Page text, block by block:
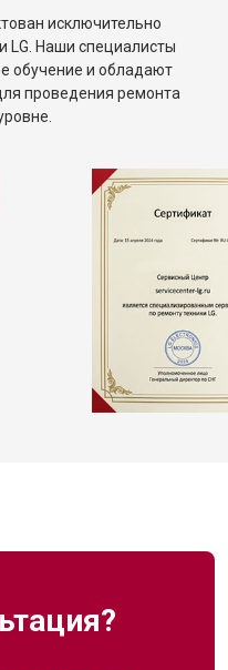
исключительно
Наши специалисты
обучение и обладают
проведения ремонта